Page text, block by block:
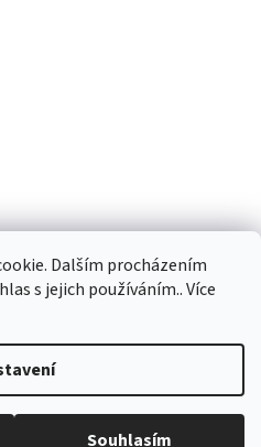
Dalším procházením
s jejich používáním.. Více
Souhlasím
. Všechna práva vyhrazena.
cookies